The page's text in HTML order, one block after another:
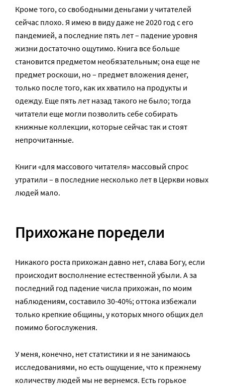
Кроме того, со свободными деньгами у читателей
сейчас плохо. Я имею в виду даже не 2020 год с его
пандемией, а последние пять лет – падение уровня
жизни достаточно ощутимо. Книга все больше
становится предметом необязательным; она еще не
предмет роскоши, но – предмет вложения денег,
только после того, как их хватило на продукты и
одежду. Еще пять лет назад такого не было; тогда
читатели еще могли позволить себе собирать
книжные коллекции, которые сейчас так и стоят
непрочитанные.
Книги «для массового читателя» массовый спрос
утратили – в последние несколько лет в Церкви новых
людей мало.
Прихожане поредели
Никакого роста прихожан давно нет, слава Богу, если
происходит восполнение естественной убыли. А за
последний год падение числа прихожан, по моим
наблюдениям, составило 30-40%; оттока избежали
только крепкие общины, у которых много общих дел
помимо богослужения.
У меня, конечно, нет статистики и я не занимаюсь
исследованиями, но есть ощущение, что к прежнему
количеству людей мы не вернемся. Есть горькое